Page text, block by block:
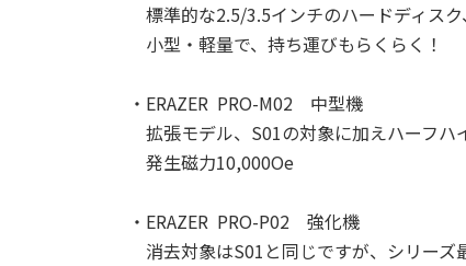
標準的な2.5/3.5インチのハードディス
小型・軽量で、持ち運びもらくらく！
・ERAZER PRO-M02 中型機
拡張モデル、S01の対象に加えハーフハ
発生磁力10,000Oe
・ERAZER PRO-P02 強化機
消去対象はS01と同じですが、シリー